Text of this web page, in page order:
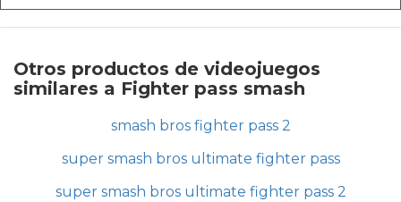
Otros productos de videojuegos
similares a Fighter pass smash
smash bros fighter pass 2
super smash bros ultimate fighter pass
super smash bros ultimate fighter pass 2